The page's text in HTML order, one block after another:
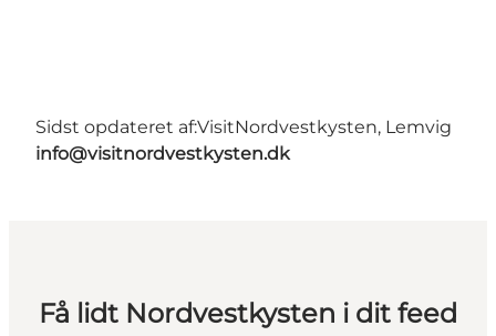
Sidst opdateret af:VisitNordvestkysten, Lemvig
info@visitnordvestkysten.dk
Få lidt Nordvestkysten i dit feed